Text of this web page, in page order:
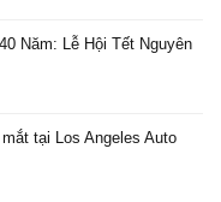
Năm: Lễ Hội Tết Nguyên
tại Los Angeles Auto